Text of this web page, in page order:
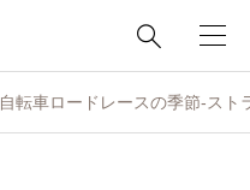

自転車ロードレースの季節-スト